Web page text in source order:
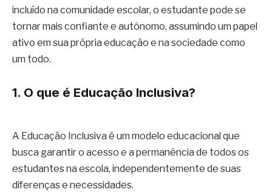
incluído na comunidade escolar, o estudante pode se
tornar mais confiante e autônomo, assumindo um papel
ativo em sua própria educação e na sociedade como
um todo.
1. O que é Educação Inclusiva?
A Educação Inclusiva é um modelo educacional que
busca garantir o acesso e a permanência de todos os
estudantes na escola, independentemente de suas
diferenças e necessidades.